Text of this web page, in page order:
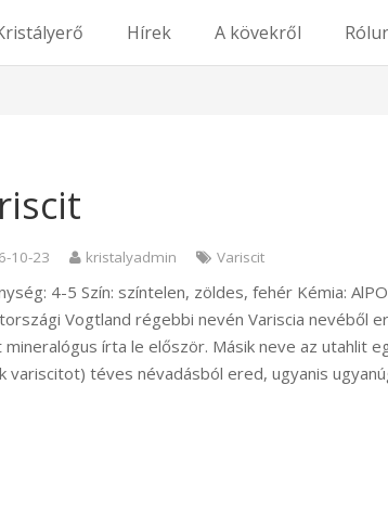
Hírek A kövekről
10-23 kristalyadmin Variscit
4-5 Szín: színtelen, zöldes, fehér Kémia:
Vogtland régebbi nevén Variscia nevéből
mineralógus írta le először. Másik neve az utahlit
variscitot) téves névadásból ered, ugyanis